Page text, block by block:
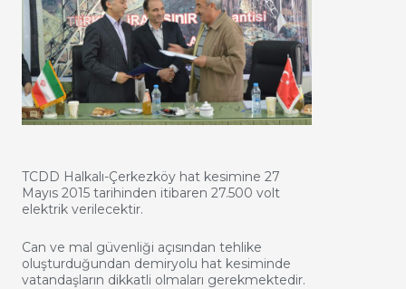
TCDD Halkalı-Çerkezköy hat kesimine 27
Mayıs 2015 tarihinden itibaren 27.500 volt
elektrik verilecektir.
Can ve mal güvenliği açısından tehlike
oluşturduğundan demiryolu hat kesiminde
vatandaşların dikkatli olmaları gerekmektedir.